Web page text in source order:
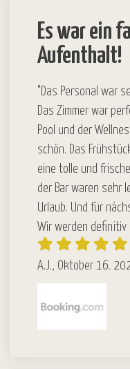
Es war ein
Aufenthalt!
"Das Personal war
Das Zimmer war
Pool und der
schön. Das
eine tolle und
der Bar waren sehr
Urlaub. Und für
Wir werden definitiv
A.J., Oktober 16.